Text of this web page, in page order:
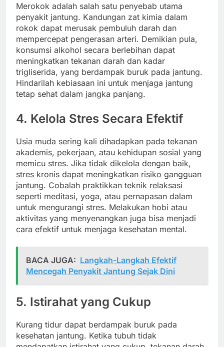
Merokok adalah salah satu penyebab utama
penyakit jantung. Kandungan zat kimia dalam
rokok dapat merusak pembuluh darah dan
mempercepat pengerasan arteri. Demikian pula,
konsumsi alkohol secara berlebihan dapat
meningkatkan tekanan darah dan kadar
trigliserida, yang berdampak buruk pada jantung.
Hindarilah kebiasaan ini untuk menjaga jantung
tetap sehat dalam jangka panjang.
4. Kelola Stres Secara Efektif
Usia muda sering kali dihadapkan pada tekanan
akademis, pekerjaan, atau kehidupan sosial yang
memicu stres. Jika tidak dikelola dengan baik,
stres kronis dapat meningkatkan risiko gangguan
jantung. Cobalah praktikkan teknik relaksasi
seperti meditasi, yoga, atau pernapasan dalam
untuk mengurangi stres. Melakukan hobi atau
aktivitas yang menyenangkan juga bisa menjadi
cara efektif untuk menjaga kesehatan mental.
BACA JUGA: Langkah-Langkah Efektif
Mencegah Penyakit Jantung Sejak Dini
5. Istirahat yang Cukup
Kurang tidur dapat berdampak buruk pada
kesehatan jantung. Ketika tubuh tidak